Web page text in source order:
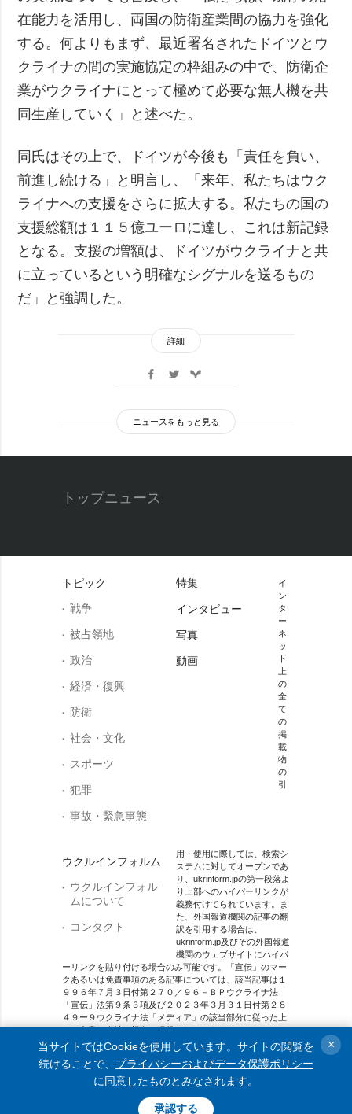
在能力を活用し、両国の防衛産業間の協力を強化
する。何よりもまず、最近署名されたドイツとウ
クライナの間の実施協定の枠組みの中で、防衛企
業がウクライナにとって極めて必要な無人機を共
同生産していく」と述べた。
同氏はその上で、ドイツが今後も「責任を負い、
前進し続ける」と明言し、「来年、私たちはウク
ライナへの支援をさらに拡大する。私たちの国の
支援総額は１１５億ユーロに達し、これは新記録
となる。支援の増額は、ドイツがウクライナと共
に立っているという明確なシグナルを送るもの
だ」と強調した。
詳細
ニュースをもっと見る
トップニュース
トピック
戦争
被占領地
政治
経済・復興
防衛
社会・文化
スポーツ
犯罪
事故・緊急事態
ウクルインフォルム
ウクルインフォル
ムについて
コンタクト
特集
インタビュー
写真
動画
イ
ン
タ
ー
ネ
ッ
ト
上
の
全
て
の
掲
載
物
の
引
用・使用に際しては、検索シ
ステムに対してオープンであ
り、ukrinform.jpの第一段落よ
り上部へのハイパーリンクが
義務付けてられています。ま
た、外国報道機関の記事の翻
訳を引用する場合は、
ukrinform.jp及びその外国報道
機関のウェブサイトにハイパ
ーリンクを貼り付ける場合のみ可能です。「宣伝」のマー
クあるいは免責事項のある記事については、該当記事は１
９９６年７月３日付第２７０／９６－ＢＰウクライナ法
「宣伝」法第９条３項及び２０２３年３月３１日付第２８
４９ー９ウクライナ法「メディア」の該当部分に従った上
で、合意／会計を根拠に掲載されています。
オンラインメディア主体 メディア識別番号：R40-01421.
© 2015-2026 Ukrinform. All rights reserved.
当サイトではCookieを使用しています。サイトの閲覧を
続けることで、 プライバシーおよびデータ保護ポリシー
に同意したものとみなされます。
承認する
×